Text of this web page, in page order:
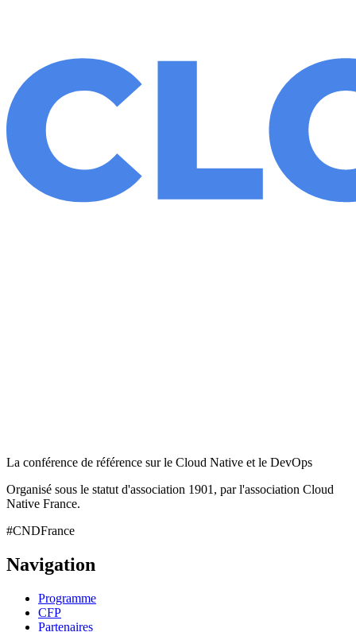
La conférence de référence sur le Cloud Native et le DevOps
Organisé sous le statut d'association 1901, par l'association Cloud
Native France.
#CNDFrance
Navigation
Programme
CFP
Partenaires